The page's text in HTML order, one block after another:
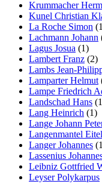
Krummacher
Kunel Christian
La Roche Simon
Lachmann Johann
Lagus Josua (1)
Lambert Franz (2)
Lambs Jean-
Lamparter Helmut
Lampe Friedrich
Landschad Hans
Lang Heinrich (1)
Lange Johann
Langenmantel
Langer Johannes
Lassenius
Leibniz Gottfried
Leyser Polykarpus